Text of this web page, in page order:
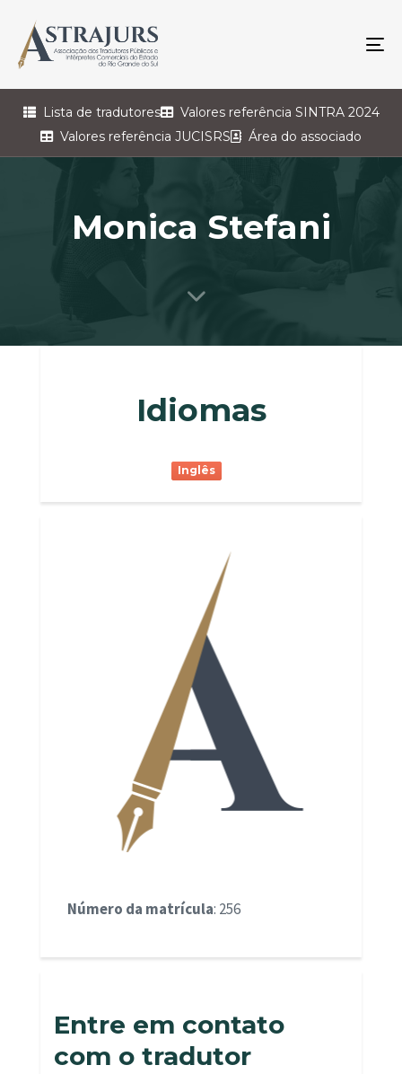
Lista de tradutores
Valores referência SINTRA 2024
Valores referência JUCISRS
Área do associado
Monica Stefani
Idiomas
Inglês
Número da matrícula: 256
Entre em contato
com o tradutor